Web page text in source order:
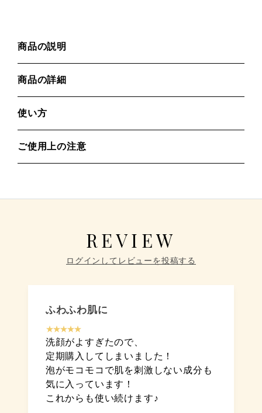
商品の説明
商品の詳細
使い方
ご使用上の注意
REVIEW
ログインしてレビューを投稿する
ふわふわ肌に
★★★★★
洗顔がよすぎたので、
定期購入してしまいました！
泡がモコモコで肌を刺激しない成分も
気に入っています！
これからも使い続けます♪